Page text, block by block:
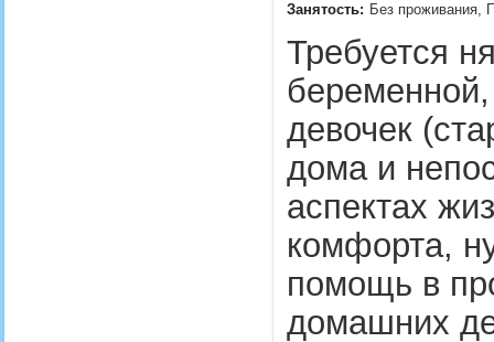
Занятость: Без проживания,
Требуется
девочек
дома и
аспектах
комфорта,
помощь в
домашних